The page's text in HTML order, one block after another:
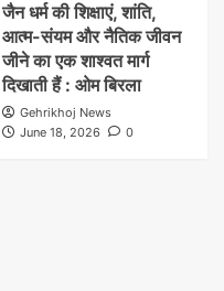
जैन धर्म की शिक्षाएं, शांति,
आत्म-संयम और नैतिक जीवन
जीने का एक शाश्वत मार्ग
दिखाती हैं : ओम बिरला
Gehrikhoj News
June 18, 2026
0